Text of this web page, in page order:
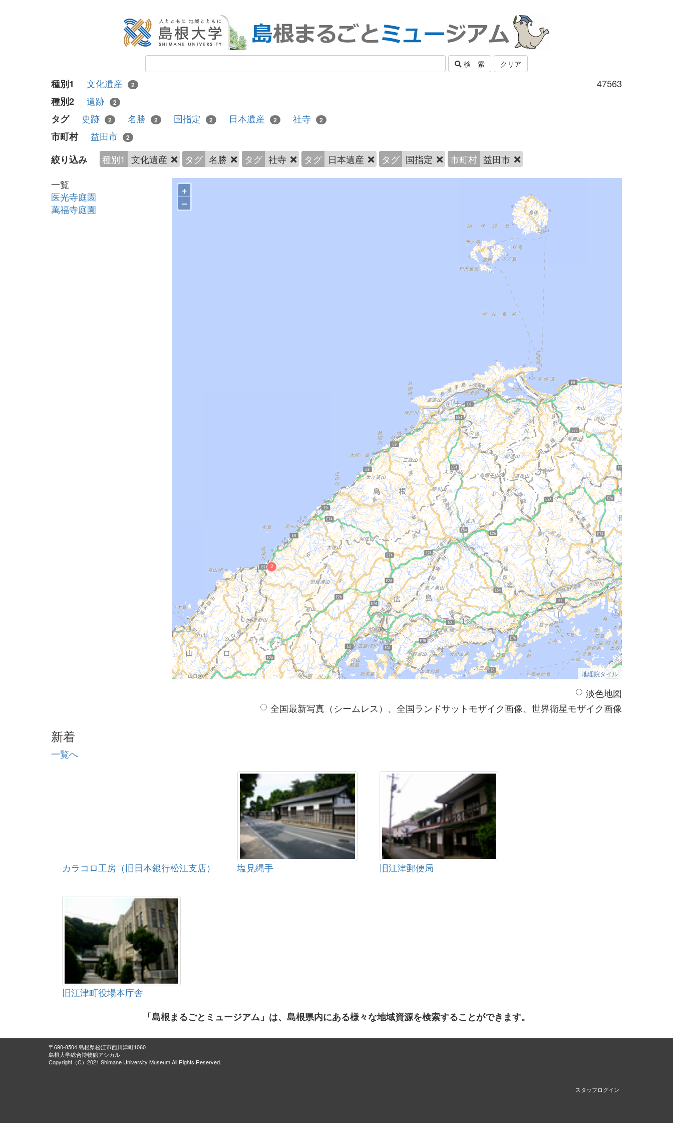
検 索 クリア
47563
種別1 文化遺産 2
種別2 遺跡 2
タグ 史跡 2 名勝 2 国指定 2 日本遺産 2 社寺 2
市町村 益田市 2
絞り込み 種別1 文化遺産 タグ 名勝 タグ 社寺 タグ 日本遺産 タグ 国指定 市町村 益田市
一覧
医光寺庭園
萬福寺庭園
+
–
地理院タイル
淡色地図
全国最新写真（シームレス）、全国ランドサットモザイク画像、世界衛星モザイク画像
新着
一覧へ
カラコロ工房（旧日本銀行松江支店） 塩見縄手 旧江津郵便局
旧江津町役場本庁舎
「島根まるごとミュージアム」は、島根県内にある様々な地域資源を検索することができます。
〒690-8504 島根県松江市西川津町1060
島根大学総合博物館アシカル
Copyright（C）2021 Shimane University Museum All Rights Reserved.
スタッフログイン